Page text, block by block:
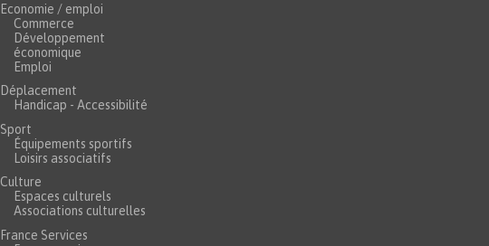
Economie / emploi
Commerce
Développement
économique
Emploi
Déplacement
Handicap - Accessibilité
Sport
Équipements sportifs
Loisirs associatifs
Culture
Espaces culturels
Associations culturelles
France Services